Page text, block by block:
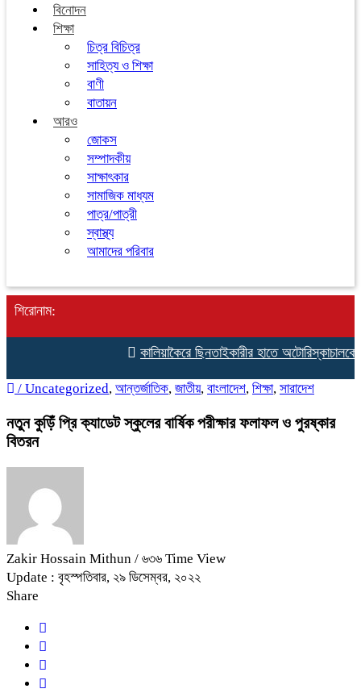
বিনোদন
শিক্ষা
চিত্র বিচিত্র
সাহিত্য ও শিক্ষা
বাণী
বাতায়ন
আরও
জোকস
সম্পাদকীয়
সাক্ষাৎকার
সামাজিক মাধ্যম
পাত্র/পাত্রী
স্বাস্থ্য
আমাদের পরিবার
শিরোনাম:
কালিয়াকৈরে ছিনতাইকারীর হাতে অটোরিস্কাচালকের
/ Uncategorized, আন্তর্জাতিক, জাতীয়, বাংলাদেশ, শিক্ষা, সারাদেশ
নতুন কুড়িঁ প্রি ক্যাডেট স্কুলের বার্ষিক পরীক্ষার ফলাফল ও পুরষ্কার
বিতরন
Zakir Hossain Mithun / ৬৩৬ Time View
Update : বৃহস্পতিবার, ২৯ ডিসেম্বর, ২০২২
Share